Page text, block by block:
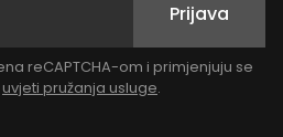
Prijava
reCAPTCHA-om i primjenjuju se
uvjeti pružanja usluge.